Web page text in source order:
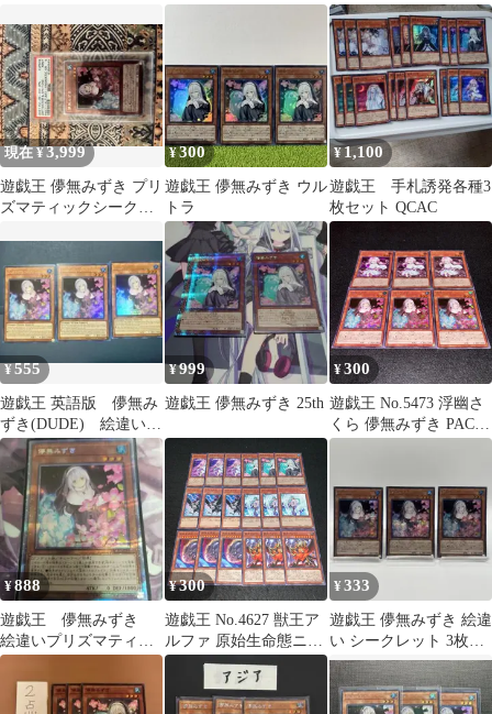
現在 ¥3,999
遊戯王 儚無みずき プリ
ズマティックシークレ
¥300
遊戯王 儚無みずき ウル
トラ
¥1,100
遊戯王 手札誘発各種3
枚セット QCAC
¥555
遊戯王 英語版 儚無み
ずき(DUDE) 絵違い
ウルトラレア 3枚セッ
¥ 999
遊戯王 儚無みずき 25th
¥300
遊戯王 No.5473 浮幽さ
くら 儚無みずき PACI
シークレット 絵違い 6
¥888
遊戯王 儚無みずき
絵違いプリズマティッ
クシークレットレア1枚
¥300
遊戯王 No.4627 獣王ア
ルファ 原始生命態ニビ
ル エフェクトヴェーラ
ー D.D.クロウ 儚無みず
き 浮幽さくら 各3枚 計
¥333
遊戯王 儚無みずき 絵違
い シークレット 3枚セ
ット